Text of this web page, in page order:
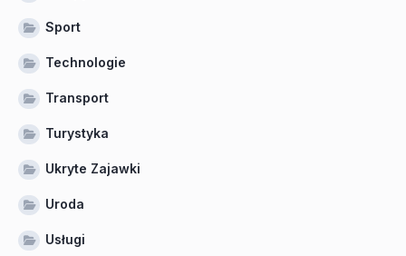
Sport
Technologie
Transport
Turystyka
Ukryte Zajawki
Uroda
Usługi